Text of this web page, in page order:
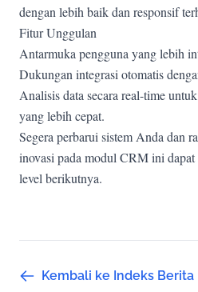
dengan lebih baik dan responsif
Fitur Unggulan
Antarmuka pengguna yang lebih
Dukungan integrasi otomatis
Analisis data secara real-time
yang lebih cepat.
Segera perbarui sistem Anda dan
inovasi pada modul CRM ini
level berikutnya.
Kembali ke Indeks Berita